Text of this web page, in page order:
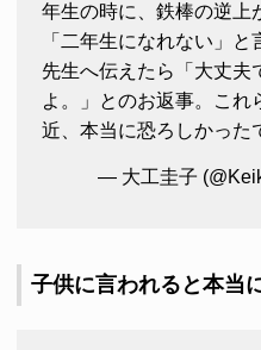
年生の時に、鉄棒の逆上
「二年生になれない」
先生へ伝えたら「大丈夫
よ。」とのお返事。これ
近、本当に恐ろしかった
— 大工圭子
子供に言われると本当